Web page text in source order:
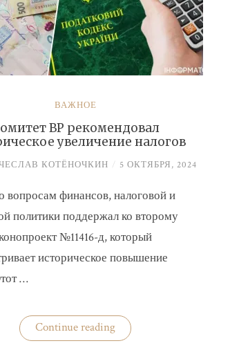
ВАЖНОЕ
ВР рекомендовал
увеличение налогов
КОТЁНОЧКИН / 5 ОКТЯБРЯ, 2024
вопросам финансов, налоговой и
политики поддержал ко второму
№11416-д, который
историческое повышение
…
Continue reading«Комитет
ВР